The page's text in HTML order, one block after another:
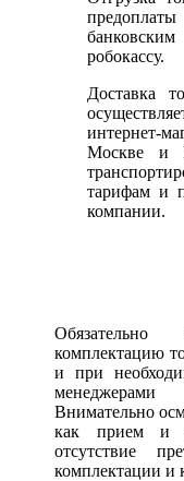
робокассу.
Доставка
интернет-
Москве и
тарифам и
компании.
комплектацию
и при
Внимательно
как прием и
отсутствие
комплектации и